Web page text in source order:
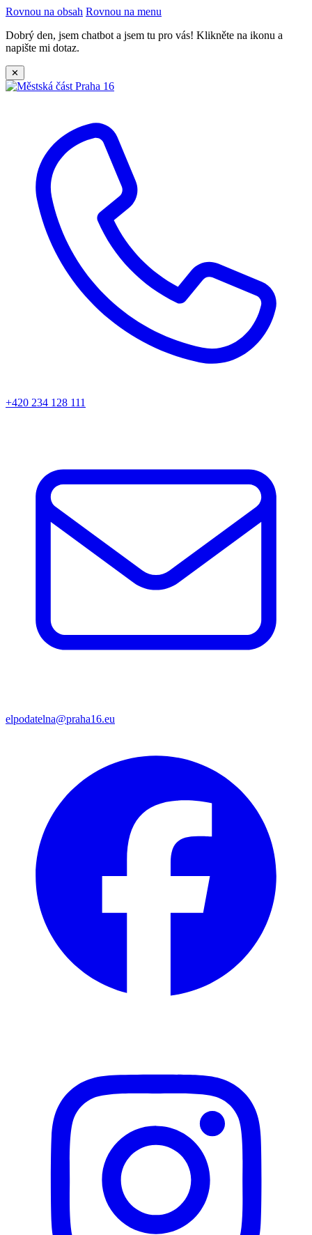
Rovnou na obsah Rovnou na menu
Dobrý den, jsem chatbot a jsem tu pro vás! Klikněte na ikonu a
napište mi dotaz.
✕
+420 234 128 111
elpodatelna@praha16.eu